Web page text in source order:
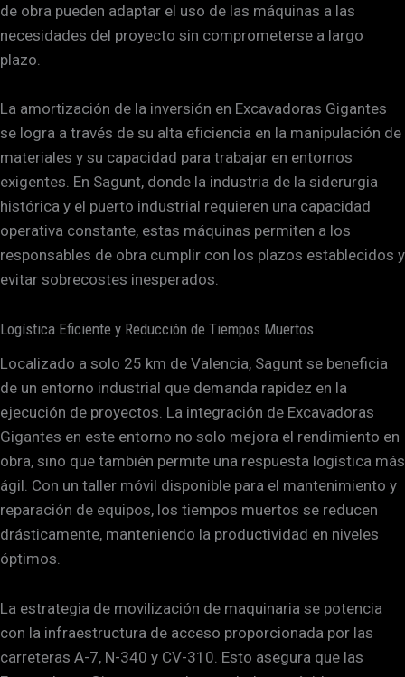
de obra pueden adaptar el uso de las máquinas a las
necesidades del proyecto sin comprometerse a largo
plazo.
La amortización de la inversión en Excavadoras Gigantes
se logra a través de su alta eficiencia en la manipulación de
materiales y su capacidad para trabajar en entornos
exigentes. En Sagunt, donde la industria de la siderurgia
histórica y el puerto industrial requieren una capacidad
operativa constante, estas máquinas permiten a los
responsables de obra cumplir con los plazos establecidos y
evitar sobrecostes inesperados.
Logística Eficiente y Reducción de Tiempos Muertos
Localizado a solo 25 km de Valencia, Sagunt se beneficia
de un entorno industrial que demanda rapidez en la
ejecución de proyectos. La integración de Excavadoras
Gigantes en este entorno no solo mejora el rendimiento en
obra, sino que también permite una respuesta logística más
ágil. Con un taller móvil disponible para el mantenimiento y
reparación de equipos, los tiempos muertos se reducen
drásticamente, manteniendo la productividad en niveles
óptimos.
La estrategia de movilización de maquinaria se potencia
con la infraestructura de acceso proporcionada por las
carreteras A-7, N-340 y CV-310. Esto asegura que las